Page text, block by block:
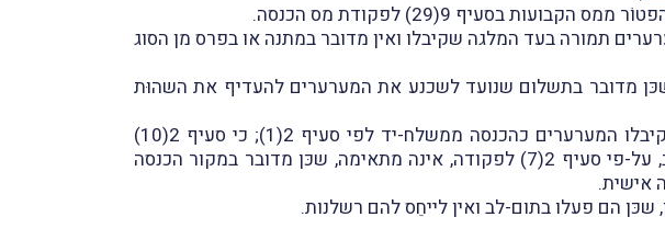
בסעיף 9(29) לפקודת מס הכנסה.
תמורה בעד המלגה שקיבלו ואין מדובר במתנה או בפרס מן הסוג
מדובר בתשלום שנועד לשכנע את המערערים להעדיף את השהוּת
השופט דורות קבע, כי מבין המקורות המנויים בסעיף 2 לפקודה, יש לסוַוג את המלגה שקיבלו המערערים כהכנסה ממשלח-יד לפי סעיף 2(1); כי סעיף 2(10)
לפקודה אינו רלבנטי לאור הסיווג האמור; וכי האפשרות החלופית שנקבעה על-ידי המשיב, על-פי סעיף 2(7) לפקודה, אינה מתאימה, שכּן מדובר במקור הכנסה
אישית.
הם פעלו בתום-לב ואין לייחֵס להם רשלנות.